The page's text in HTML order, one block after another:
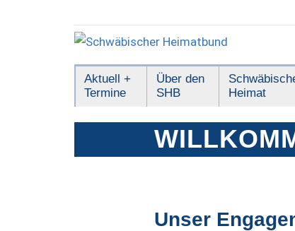
Schwäbischer
Heimatbund
Aktuell +
Termine
Über den
SHB
Heimat
Unser